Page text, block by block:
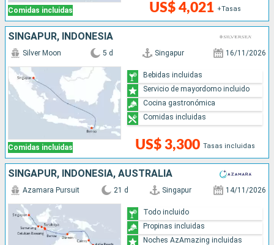
Comidas incluidas US$ 4,021 +Tasas
SINGAPUR, INDONESIA
Comidas incluidas
Silver Moon 5 d Singapur 16/11/2026
US$ 3,300 Tasas incluidas
Bebidas incluidas
Servicio de mayordomo incluido
Cocina gastronómica
Comidas incluidas
SINGAPUR, INDONESIA, AUSTRALIA
Azamara Pursuit 21 d Singapur 14/11/2026
Todo incluido
Propinas incluidas
Noches AzAmazing incluidas